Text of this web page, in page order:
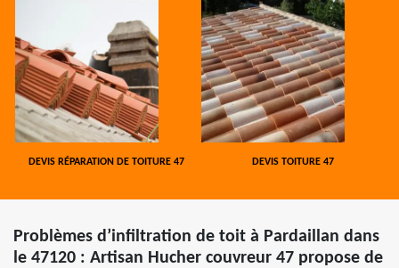
DEVIS RÉPARATION DE TOITURE 47 DEVIS TOITURE 47
Problèmes d’infiltration de toit à Pardaillan dans
le 47120 : Artisan Hucher couvreur 47 propose de